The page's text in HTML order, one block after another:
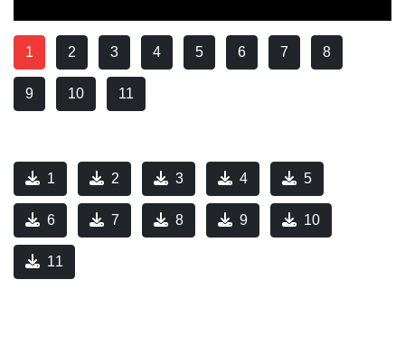
1 2 3 4 5 6 7 8
9 10 11
1 2 3 4 5
6 7 8 9 10
11